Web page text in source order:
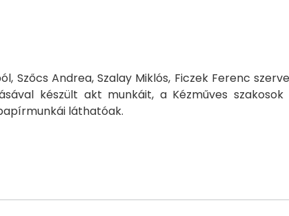
Andrea, Szalay Miklós, Ficzek Ferenc
készült akt munkáit, a Kézműves
láthatóak.